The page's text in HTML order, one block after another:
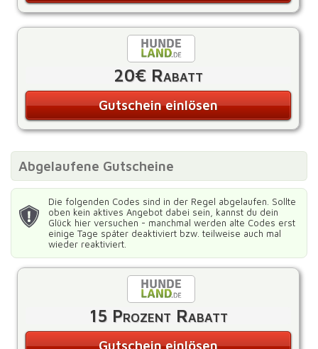
20€ Rabatt
Gutschein einlösen
Abgelaufene Gutscheine
Die folgenden Codes sind in der Regel abgelaufen. Sollte
oben kein aktives Angebot dabei sein, kannst du dein
Glück hier versuchen - manchmal werden alte Codes erst
einige Tage später deaktiviert bzw. teilweise auch mal
wieder reaktiviert.
15 Prozent Rabatt
Gutschein einlösen